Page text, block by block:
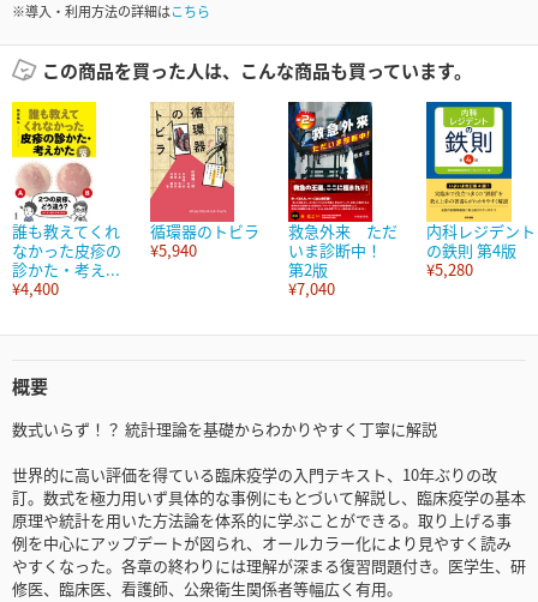
※導入・利用方法の詳細はこちら
この商品を買った人は、こんな商品も買っています。
誰も教えてくれ
なかった皮疹の
診かた・考え...
¥4,400
循環器のトビラ
¥5,940
救急外来 ただ
いま診断中！
第2版
¥7,040
内科レジデント
の鉄則 第4版
¥5,280
概要
数式いらず！？ 統計理論を基礎からわかりやすく丁寧に解説
世界的に高い評価を得ている臨床疫学の入門テキスト、10年ぶりの改
訂。数式を極力用いず具体的な事例にもとづいて解説し、臨床疫学の基本
原理や統計を用いた方法論を体系的に学ぶことができる。取り上げる事
例を中心にアップデートが図られ、オールカラー化により見やすく読み
やすくなった。各章の終わりには理解が深まる復習問題付き。医学生、研
修医、臨床医、看護師、公衆衛生関係者等幅広く有用。